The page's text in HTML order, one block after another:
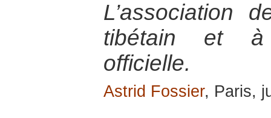
L’association
tibétain et à
officielle.
Astrid Fossier, Paris,